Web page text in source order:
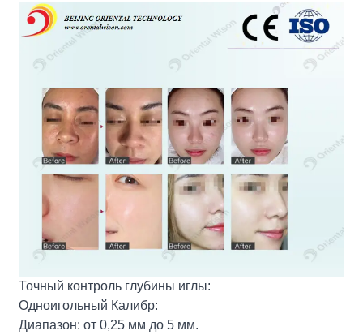
Точный контроль глубины иглы:
Одноигольный Калибр:
Диапазон: от 0,25 мм до 5 мм.